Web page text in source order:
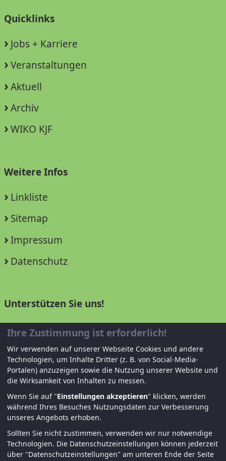
Quicklinks
Jobs + Karriere
Veranstaltungen
Aktuell
Archiv
WIKO KJF
Weitere Infos
Linkliste
Sitemap
Impressum
Datenschutz
Unterstützen Sie uns!
Mitglied werden
Spenden und helfen
© KJF Regensburg – Alle Rechte vorbehalten. |
Fernwartung|Anmelden
Ihre Zustimmung ist erforderlich!
Wir verwenden auf unserer Webseite Cookies und andere
Technologien, um Inhalte Dritter (z. B. von Social-Media-
Portalen) anzuzeigen sowie die Nutzung unserer Website und
die Wirksamkeit von Inhalten zu messen.
Wenn Sie auf "Einstellungen akzeptieren" klicken, werden
während Ihres Besuches Nutzungsdaten zur Verbesserung
unseres Angebots erhoben.
Sollten Sie nicht zustimmen, verwenden wir nur notwendige
Technologien. Die Datenschutzeinstellungen können jederzeit
über "Datenschutzeinstellungen" am unteren Ende der Seite